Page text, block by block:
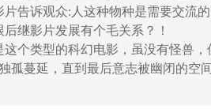
告诉观众:人这种物种是需要交流
继影片发展有个毛关系？！
个类型的科幻电影，虽没有怪兽
孤蔓延，直到最后意志被幽闭的